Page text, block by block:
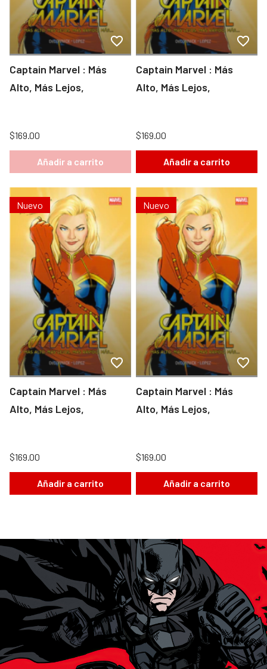
Captain Marvel : Más
Alto, Más Lejos,
$169.00
Añadir a carrito
Captain Marvel : Más
Alto, Más Lejos,
$169.00
Añadir a carrito
Nuevo
Captain Marvel : Más
Alto, Más Lejos,
$169.00
Añadir a carrito
Nuevo
Captain Marvel : Más
Alto, Más Lejos,
$169.00
Añadir a carrito